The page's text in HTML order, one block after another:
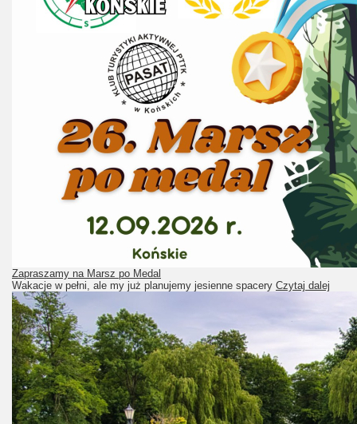
Zapraszamy na Marsz po Medal
Wakacje w pełni, ale my już planujemy jesienne spacery Czytaj dalej